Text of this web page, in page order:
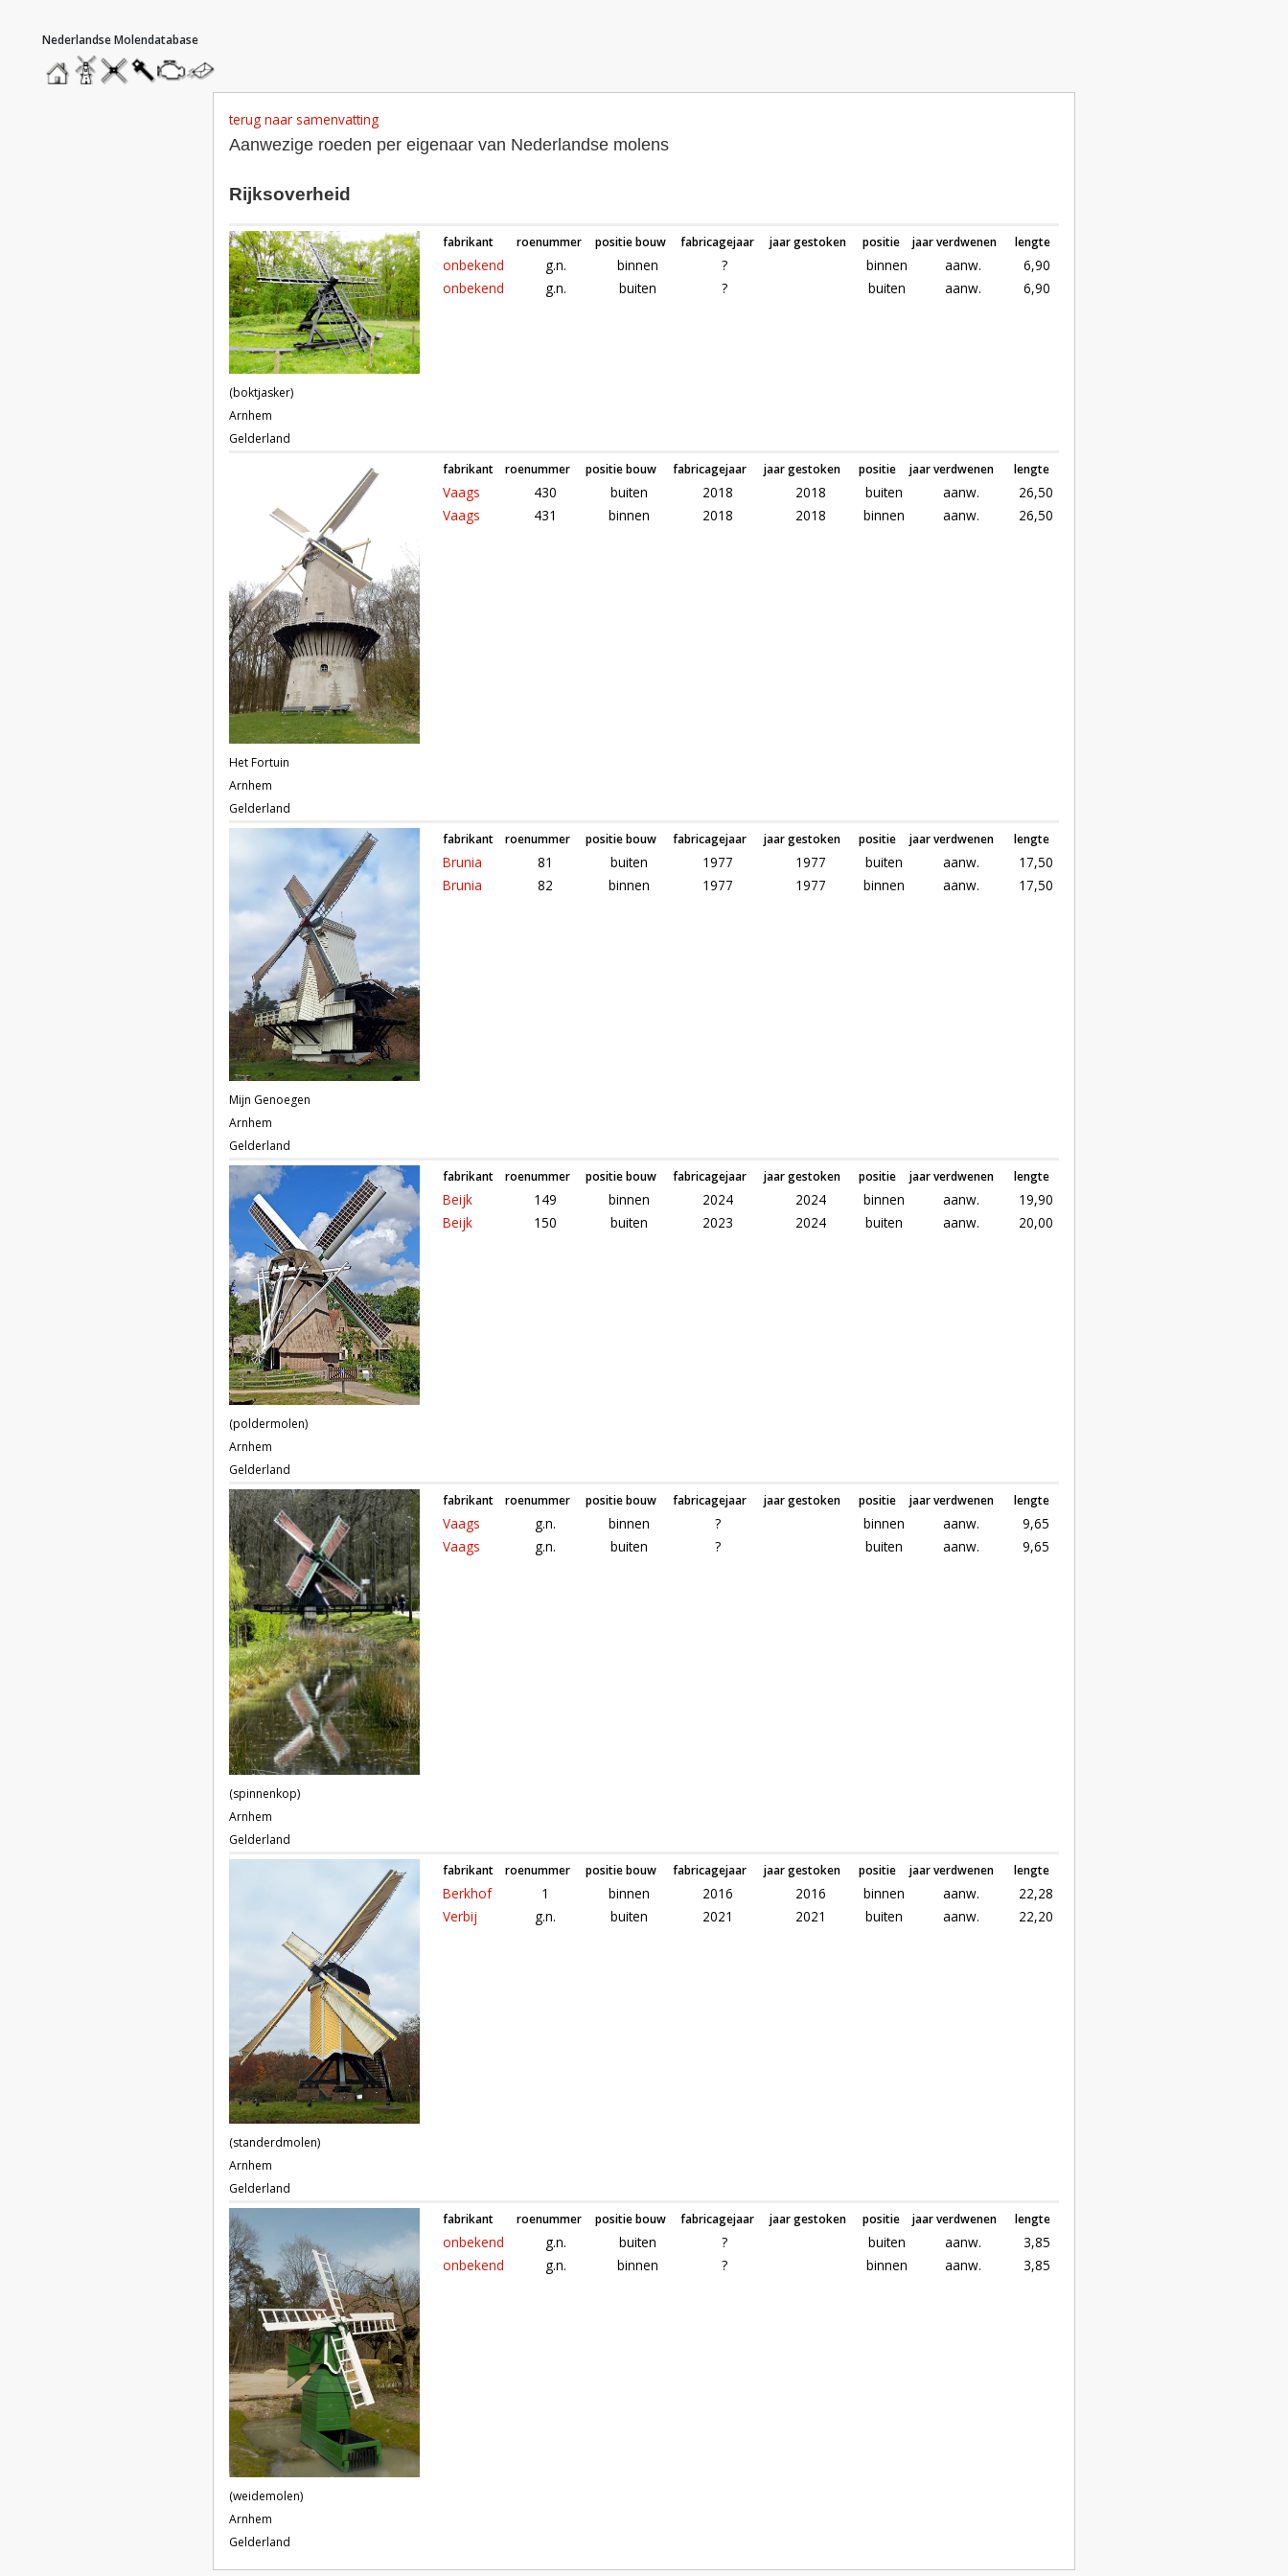
hoofdmenu
homemolendatabase
roedendatabase
assendatabase
motorendatabase
stuur
een
terug naar samenvatting
Aanwezige roeden per eigenaar van Nederlandse molens
Rijksoverheid
(boktjasker)
Arnhem
Gelderland
fabrikant roenummer positie bouw fabricagejaar jaar gestoken positie jaar verdwenen lengte
onbekend g.n. binnen ? binnen aanw.
6,90
onbekend
g.n. buiten ? buiten aanw. 6,90
Het Fortuin
Arnhem
Gelderland
fabrikant roenummer positie bouw fabricagejaar jaar gestoken positie jaar verdwenen lengte
Vaags 430 buiten 2018 2018 buiten aanw.
26,50
Vaags
431 binnen 2018 2018 binnen aanw. 26,50
Mijn Genoegen
Arnhem
Gelderland
fabrikant roenummer positie bouw fabricagejaar jaar gestoken positie jaar verdwenen lengte
Brunia 81 buiten 1977 1977 buiten aanw.
17,50
Brunia
82 binnen 1977 1977 binnen aanw. 17,50
(poldermolen)
Arnhem
Gelderland
fabrikant roenummer positie bouw fabricagejaar jaar gestoken positie jaar verdwenen lengte
Beijk 149 binnen 2024 2024 binnen aanw.
19,90
Beijk
150 buiten 2023 2024 buiten aanw. 20,00
(spinnenkop)
Arnhem
Gelderland
fabrikant roenummer positie bouw fabricagejaar jaar gestoken positie jaar verdwenen lengte
Vaags g.n. binnen ? binnen aanw.
9,65
Vaags
g.n. buiten ? buiten aanw. 9,65
(standerdmolen)
Arnhem
Gelderland
fabrikant roenummer positie bouw fabricagejaar jaar gestoken positie jaar verdwenen lengte
Berkhof 1 binnen 2016 2016 binnen aanw.
22,28
Verbij
g.n. buiten 2021 2021 buiten aanw. 22,20
(weidemolen)
Arnhem
Gelderland
fabrikant roenummer positie bouw fabricagejaar jaar gestoken positie jaar verdwenen lengte
onbekend g.n. buiten ? buiten aanw.
3,85
onbekend
g.n. binnen ? binnen aanw. 3,85